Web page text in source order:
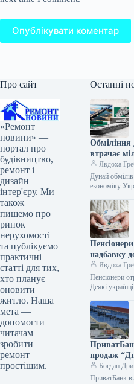
Опублікувати коментар
Про сайт
«Ремонт
новини» —
портал про
будівництво,
ремонт і
дизайн
інтер'єру. Ми
також
пишемо про
ринок
нерухомості
та публікуємо
практичні
статті для тих,
хто планує
оновити
житло. Наша
мета —
допомогти
читачам
зробити
ремонт
простішим.
Останні
втрачає
Явдоха
Дунай
економіку
портів
резервного
надбавку
Явдоха
Пенсіонери
Деякі
До основної
продаж
Буковеля
Богдан
ПриватБанк